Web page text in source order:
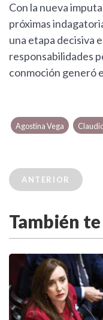
Con la nueva
próximas
una etapa decisiva
responsabilidades
conmoción generó
Agostina Vega
ANTERIOR
También